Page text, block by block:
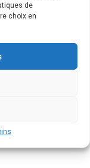
de
choix en
stratégies
de plans de
par les